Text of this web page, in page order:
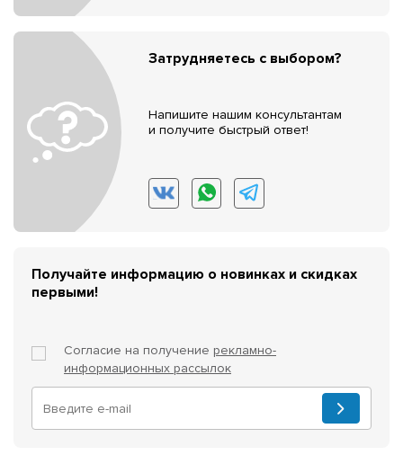
Затрудняетесь с выбором?
Напишите нашим консультантам
и получите быстрый ответ!
Получайте информацию о новинках и скидках
первыми!
Согласие на получение рекламно-
информационных рассылок